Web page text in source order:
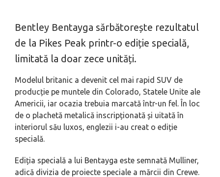
Bentley Bentayga sărbătorește rezultatul
de la Pikes Peak printr-o ediție specială,
limitată la doar zece unități.
Modelul britanic a devenit cel mai rapid SUV de
producție pe muntele din Colorado, Statele Unite ale
Americii, iar ocazia trebuia marcată într-un fel. În loc
de o plachetă metalică inscripționată și uitată în
interiorul său luxos, englezii i-au creat o ediție
specială.
Ediția specială a lui Bentayga este semnată Mulliner,
adică divizia de proiecte speciale a mărcii din Crewe.